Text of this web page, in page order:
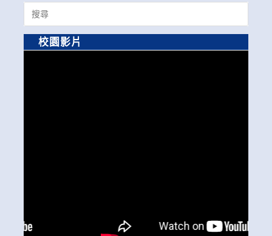
Search
for:
校園影片